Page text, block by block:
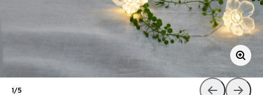
1/5